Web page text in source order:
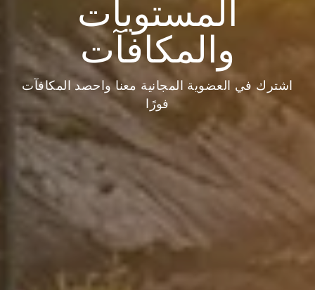
المستويات
والمكافآت
اشترك في العضوية المجانية معنا واحصد المكافآت
فورًا